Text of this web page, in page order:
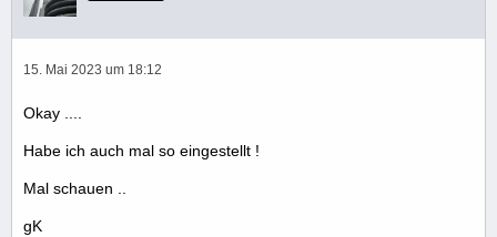
15. Mai 2023 um 18:12
Okay ....
Habe ich auch mal so eingestellt !
Mal schauen ..
gK